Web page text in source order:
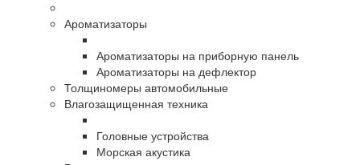
Ароматизаторы
Ароматизаторы на приборную панель
Ароматизаторы на дефлектор
Толщиномеры автомобильные
Влагозащищенная техника
Головные устройства
Морская акустика